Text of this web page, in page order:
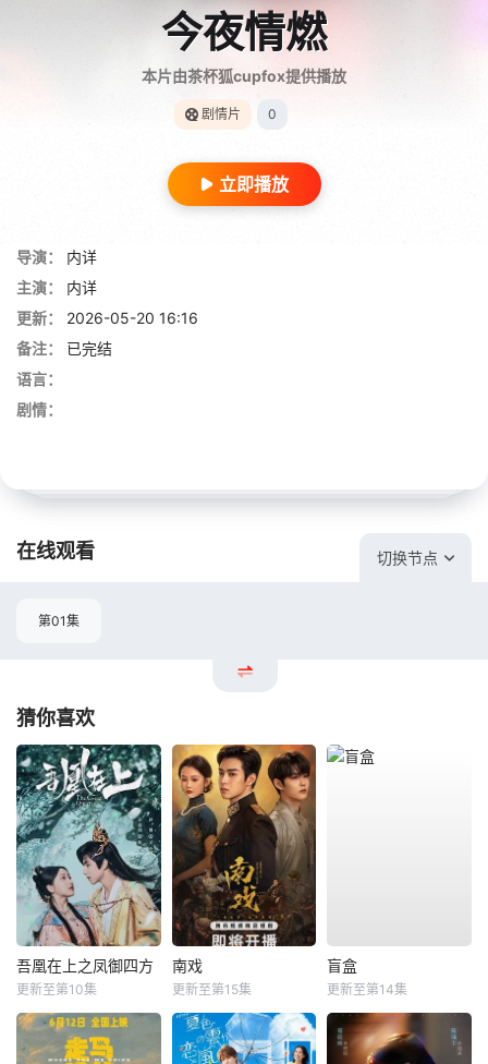
今夜情燃
本片由茶杯狐cupfox提供播放
剧情片 0
立即播放
导演：
内详
主演：
内详
更新：
2026-05-20 16:16
备注：
已完结
语言：
剧情：
在线观看 切换节点
第01集
猜你喜欢
吾凰在上之凤御四方
更新至第10集
南戏
更新至第15集
盲盒
更新至第14集